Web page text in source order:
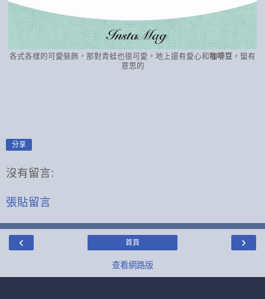
各式各樣的可愛裝飾，那對青蛙也很可愛，地上還有愛心和 咖啡豆 ，蠻有
意思的
分享
沒有留言:
張貼留言
‹ ›
首頁
查看網路版